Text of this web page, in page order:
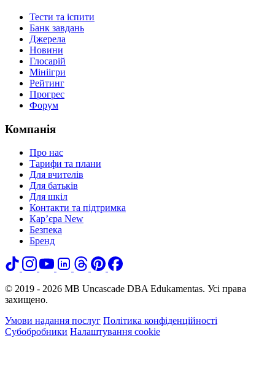
Тести та іспити
Банк завдань
Джерела
Новини
Глосарій
Мініігри
Рейтинг
Прогрес
Форум
Компанія
Про нас
Тарифи та плани
Для вчителів
Для батьків
Для шкіл
Контакти та підтримка
Кар’єра New
Безпека
Бренд
© 2019 - 2026 MB Uncascade DBA Edukamentas. Усі права
захищено.
Умови надання послуг Політика конфіденційності
Субобробники Налаштування cookie